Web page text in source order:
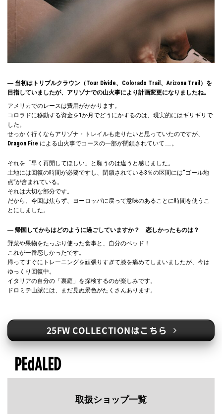
― 当初はトリプルクラウン（Tour Divide、Colorado Trail、Arizona Trail）を
目指していましたが、アリゾナでの山火事により計画変更になりましたね。
アメリカでのレースは費用がかかります。
コロラドに移動する資金を1か月でどうにかするのは、現実的にはギリギリで
した。
せっかく行くならアリゾナ・トレイルも走りたいと思っていたのですが、
Dragon Fire による山火事でコースの一部が閉鎖されていて……。
それを「早く再開してほしい」と願うのは違うと感じました。
土地には回復の時間が必要ですし、閉鎖されている3％の区間には“ゴール地
点”が含まれている。
それは大切な部分です。
だから、今回は焦らず、ヨーロッパに戻って意味のあることに時間を使うこ
とにしました。
― 帰国してからはどのように過ごしていますか？ 恋しかったものは？
野菜や果物をたっぷり使った食事と、自分のベッド！
これが一番恋しかったです。
帰ってすぐにトレーニングを頑張りすぎて膝を痛めてしまいましたが、今は
ゆっくり回復中。
イタリアの自分の「裏庭」を探検するのが楽しみです。
ドロミテ山脈には、まだ見ぬ景色がたくさんあります。
25FW COLLECTIONはこちら
取扱ショップ一覧